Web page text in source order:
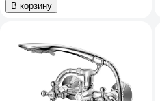
В корзину